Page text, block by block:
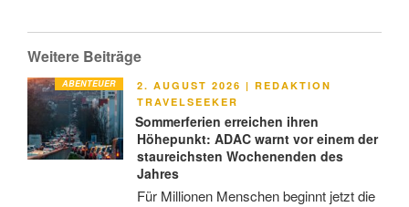
Weitere Beiträge
ABENTEUER
VERÖFFENTLICHT
AM
2. AUGUST 2026 | REDAKTION
TRAVELSEEKER
Sommerferien erreichen ihren
Höhepunkt: ADAC warnt vor einem der
staureichsten Wochenenden des
Jahres
Für Millionen Menschen beginnt jetzt die